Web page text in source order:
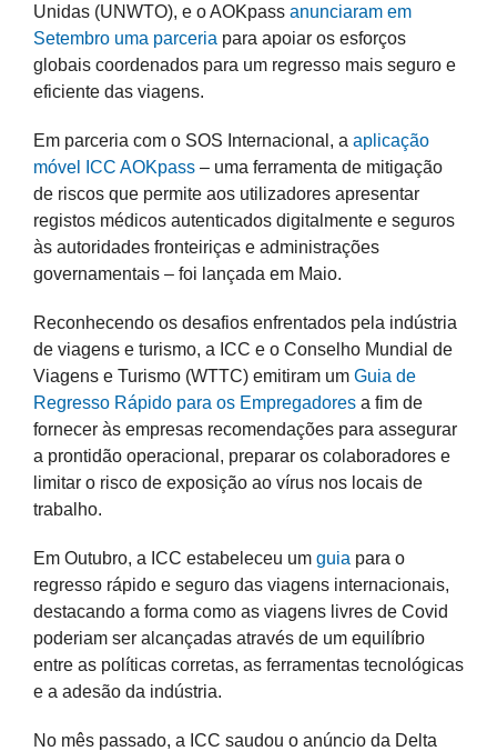
Unidas (UNWTO), e o AOKpass anunciaram em
Setembro uma parceria para apoiar os esforços
globais coordenados para um regresso mais seguro e
eficiente das viagens.
Em parceria com o SOS Internacional, a aplicação
móvel ICC AOKpass – uma ferramenta de mitigação
de riscos que permite aos utilizadores apresentar
registos médicos autenticados digitalmente e seguros
às autoridades fronteiriças e administrações
governamentais – foi lançada em Maio.
Reconhecendo os desafios enfrentados pela indústria
de viagens e turismo, a ICC e o Conselho Mundial de
Viagens e Turismo (WTTC) emitiram um Guia de
Regresso Rápido para os Empregadoresa fim de
fornecer às empresas recomendações para assegurar
a prontidão operacional, preparar os colaboradores e
limitar o risco de exposição ao vírus nos locais de
trabalho.
Em Outubro, a ICC estabeleceu um guia para o
regresso rápido e seguro das viagens internacionais,
destacando a forma como as viagens livres de Covid
poderiam ser alcançadas através de um equilíbrio
entre as políticas corretas, as ferramentas tecnológicas
e a adesão da indústria.
No mês passado, a ICC saudou o anúncio da Delta